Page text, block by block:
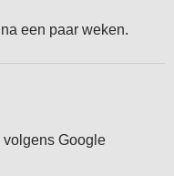
een paar weken.
Google